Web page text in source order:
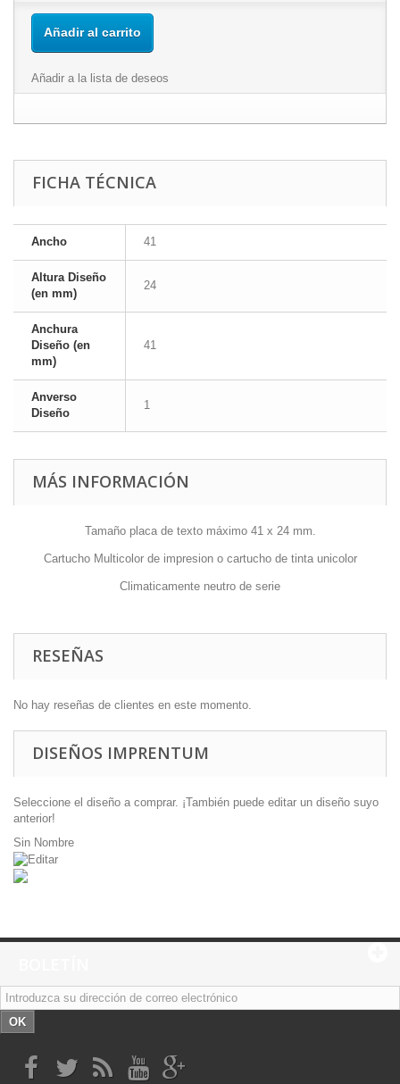
Añadir al carrito
Añadir a la lista de deseos
FICHA TÉCNICA
Ancho 41
Altura Diseño
(en mm)
24
Anchura
Diseño (en
mm)
41
Anverso
Diseño
1
MÁS INFORMACIÓN
Tamaño placa de texto máximo 41 x 24 mm.
Cartucho Multicolor de impresion o cartucho de tinta unicolor
Climaticamente neutro de serie
RESEÑAS
No hay reseñas de clientes en este momento.
DISEÑOS IMPRENTUM
Seleccione el diseño a comprar. ¡También puede editar un diseño suyo
anterior!
Sin Nombre
OK